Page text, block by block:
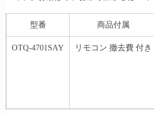
型番 商品付属
OTQ-4701SAY リモコン 撤去費 付き